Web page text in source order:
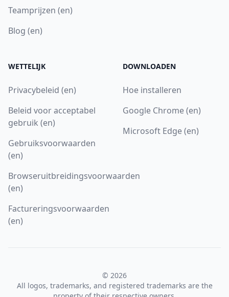
Teamprijzen (en)
Blog (en)
WETTELIJK
Privacybeleid (en)
Beleid voor acceptabel
gebruik (en)
Gebruiksvoorwaarden
(en)
Browseruitbreidingsvoorwaarden
(en)
Factureringsvoorwaarden
(en)
DOWNLOADEN
Hoe installeren
Google Chrome (en)
Microsoft Edge (en)
© 2026
All logos, trademarks, and registered trademarks are the